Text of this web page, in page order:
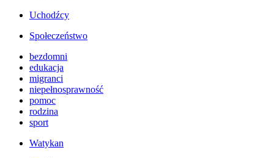
Uchodźcy
Społeczeństwo
bezdomni
edukacja
migranci
niepełnosprawność
pomoc
rodzina
sport
Watykan